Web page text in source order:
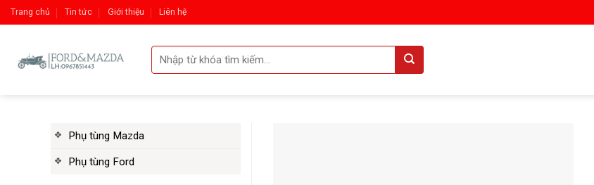
Skip
to
Trang chủ Tin tức Giới thiệu Liên hệ
Tìm
kiếm:
Phụ tùng Mazda
Phụ tùng Ford